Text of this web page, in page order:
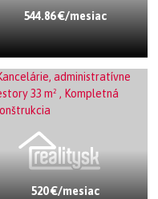
544.86 €/mesiac
520 €/mesiac